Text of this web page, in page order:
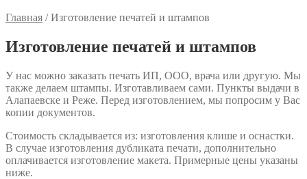
Главная /Изготовление печатей и штампов
Изготовление печатей и штампов
У нас можно заказать печать ИП, ООО, врача или другую. Мы
также делаем штампы. Изготавливаем сами. Пункты выдачи в
Алапаевске и Реже. Перед изготовлением, мы попросим у Вас
копии документов.
Стоимость складывается из: изготовления клише и оснастки.
В случае изготовления дубликата печати, дополнительно
оплачивается изготовление макета. Примерные цены указаны
ниже.